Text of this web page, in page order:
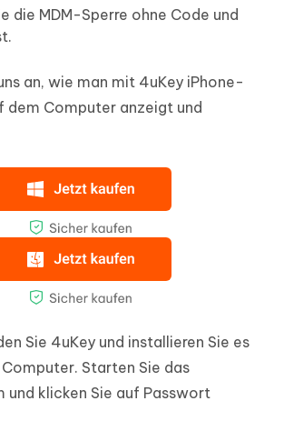
die MDM-Sperre ohne Code und
an, wie man mit 4uKey iPhone-
dem Computer anzeigt und
Sie 4uKey und installieren Sie es
Starten Sie das
und klicken Sie auf Passwort